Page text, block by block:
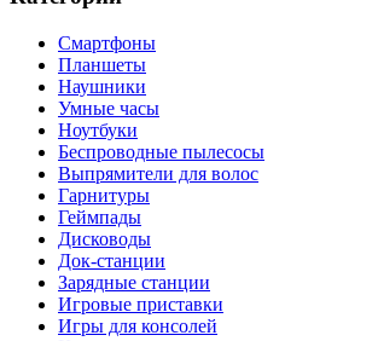
Смартфоны
Планшеты
Наушники
Умные часы
Ноутбуки
Беспроводные пылесосы
Выпрямители для волос
Гарнитуры
Геймпады
Дисководы
Док-станции
Зарядные станции
Игровые приставки
Игры для консолей